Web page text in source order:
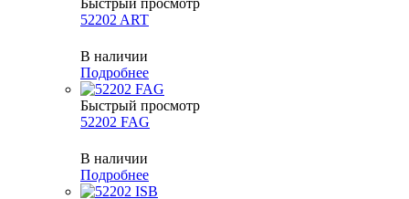
Быстрый просмотр
52202 ART
В наличии
Подробнее
Быстрый просмотр
52202 FAG
В наличии
Подробнее